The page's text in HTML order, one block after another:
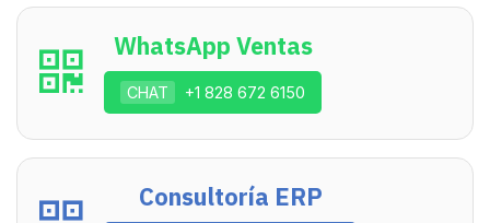
WhatsApp Ventas
CHAT +1 828 672 6150
Consultoría ERP